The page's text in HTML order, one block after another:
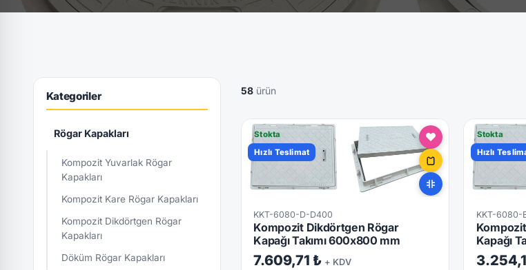
Kategoriler
Rögar Kapakları
Kompozit Yuvarlak Rögar
Kapakları
Kompozit Kare Rögar Kapakları
Kompozit Dikdörtgen Rögar
Kapakları
Döküm Rögar Kapakları
58ürün
Stokta
Hızlı Teslimat
KKT-6080-D-D400
Kompozit Dikdörtgen Rögar
Kapağı Takımı 600x800 mm
7.609,71 ₺ + KDV
Stokta
Hızlı
KKT-6080-
Kapağı